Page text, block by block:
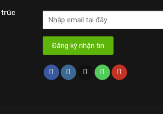
trúc